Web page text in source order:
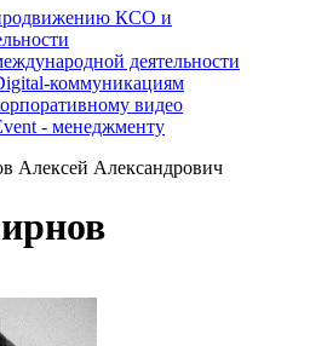
КСО и
деятельности
коммуникациям
видео
- менеджменту
Алексей Александрович